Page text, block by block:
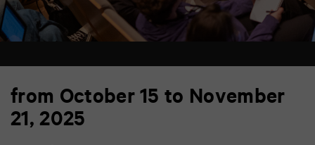
from October 15 to November
21, 2025